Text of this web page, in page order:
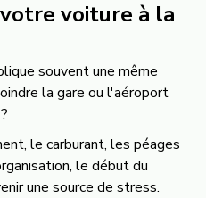
voiture à la
souvent une même
la gare ou l'aéroport
le carburant, les péages
le début du
une source de stress.